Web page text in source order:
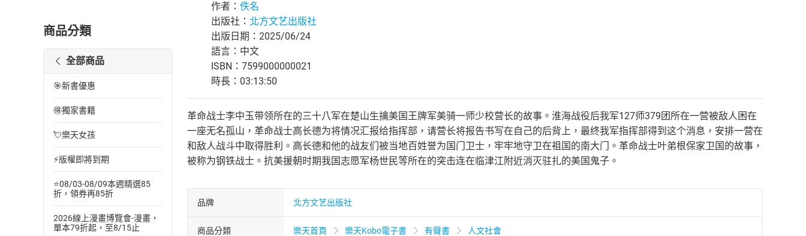
商品分類
全部商品
🎯新書優惠
🉐獨家書籍
💘樂天女孩
⚡版權即將到期
⭐08/03-08/09本週精選85
折，領券再85折
2026線上漫畫博覽會-漫畫，
單本79折起，至8/15止
作者： 佚名
出版社： 北方文艺出版社
出版日期：2025/06/24
語言：中文
ISBN：7599000000021
時長：03:13:50
革命战士李中玉带领所在的三十八军在楚山生擒美国王牌军美骑一师少校营长的故事。淮海战役后我军127师379团所在一营被敌人困在
一座无名孤山，革命战士高长德为将情况汇报给指挥部，请营长将报告书写在自己的后背上，最终我军指挥部得到这个消息，安排一营在
和敌人战斗中取得胜利。高长德和他的战友们被当地百姓誉为国门卫士，牢牢地守卫在祖国的南大门。革命战士叶弟根保家卫国的故事，
被称为钢铁战士。抗美援朝时期我国志愿军杨世民等所在的突击连在临津江附近消灭驻扎的美国鬼子。
品牌 北方文艺出版社
商品分類 樂天首頁 樂天Kobo電子書 有聲書 人文社會